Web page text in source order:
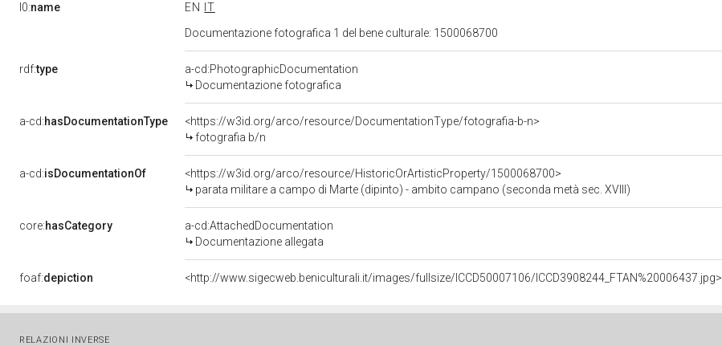
l0:name EN
IT
Documentazione fotografica 1 del bene culturale: 1500068700
rdf:type
a-cd:PhotographicDocumentation
Documentazione fotografica
a-cd:hasDocumentationType
<https://w3id.org/arco/resource/DocumentationType/fotografia-b-n>
fotografia b/n
a-cd:isDocumentationOf
<https://w3id.org/arco/resource/HistoricOrArtisticProperty/1500068700>
parata militare a campo di Marte (dipinto) - ambito campano (seconda metà sec. XVIII)
core:hasCategory
a-cd:AttachedDocumentation
Documentazione allegata
foaf:depiction <http://www.sigecweb.beniculturali.it/images/fullsize/ICCD50007106/ICCD3908244_FTAN%20006437.jpg>
RELAZIONI INVERSE